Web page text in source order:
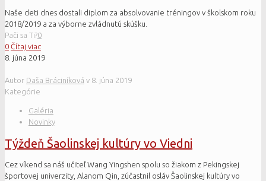
Naše deti dnes dostali diplom za absolvovanie tréningov v školskom roku
2018/2019 a za výborne zvládnutú skúšku.
Pači sa Ti?0
0 Čítaj viac
8. júna 2019
Autor Daša Bráciníková v 8. júna 2019
Kategórie
Galéria
Novinky
Týždeň Šaolinskej kultúry vo Viedni
Cez víkend sa náš učiteľ Wang Yingshen spolu so žiakom z Pekingskej
športovej univerzity, Alanom Qin, zúčastnil osláv Šaolinskej kultúry vo